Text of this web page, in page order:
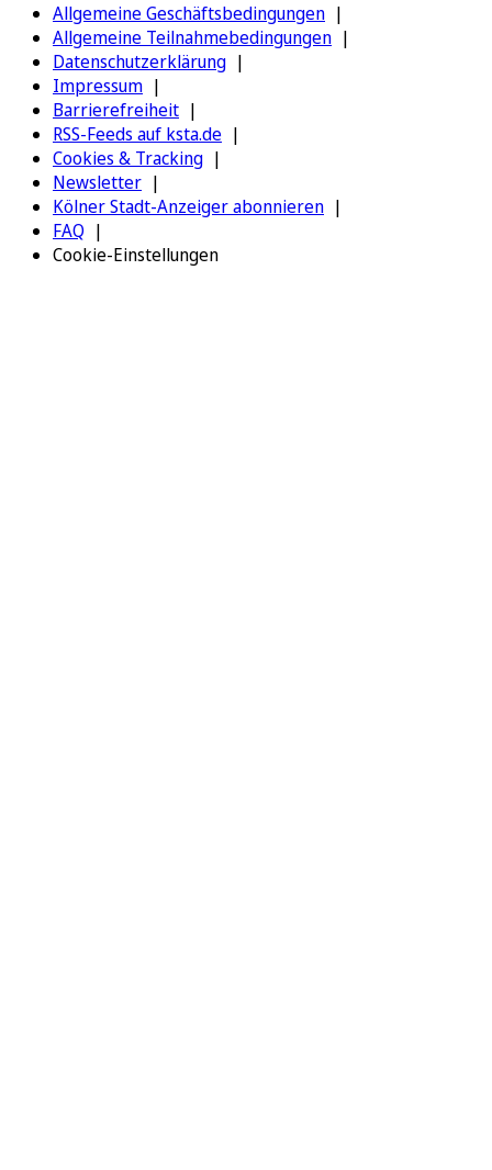
Allgemeine Geschäftsbedingungen
Allgemeine Teilnahmebedingungen
Datenschutzerklärung
Impressum
Barrierefreiheit
RSS-Feeds auf ksta.de
Cookies & Tracking
Newsletter
Kölner Stadt-Anzeiger abonnieren
FAQ
Cookie-Einstellungen